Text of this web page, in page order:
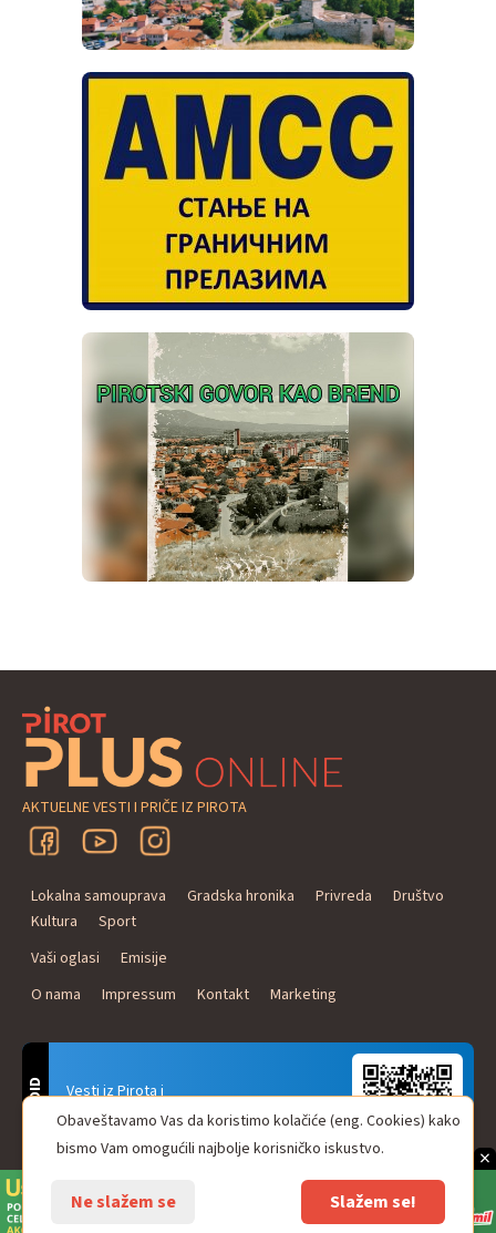
×
AKTUELNE VESTI I PRIČE IZ PIROTA
Lokalna samouprava Gradska hronika Privreda
Društvo
Kultura
Sport
Vaši oglasi
Emisije
O nama
Impressum Kontakt Marketing
Vesti iz Pirota i
Naxi Plus Radio
Uvek u Vašem džepu!
ANDROID
© Pirot plus online - internet portal. Sva prava zadržana.
Obaveštavamo Vas da koristimo kolačiće (eng. Cookies) kako
bismo Vam omogućili najbolje korisničko iskustvo.
Ne slažem se Slažem se!